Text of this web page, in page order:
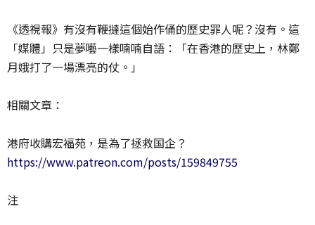
《透視報》有沒有鞭撻這個始作俑的歷史罪人呢？沒有。這
「媒體」只是夢囈一樣喃喃自語：「在香港的歷史上，林鄭
月娥打了一場漂亮的仗。」
相關文章：
港府收購宏福苑，是為了拯救国企？
https://www.patreon.com/posts/159849755
注